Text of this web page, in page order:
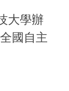
大學辦
國自主